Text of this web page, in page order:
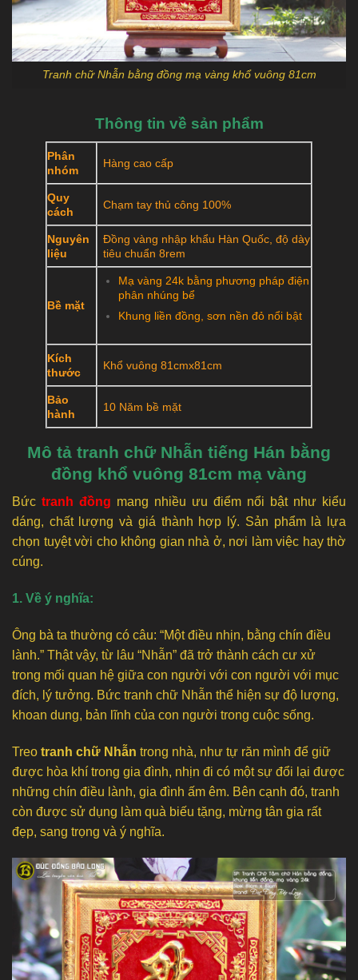
Tranh chữ Nhẫn bằng đồng mạ vàng khổ vuông 81cm
Thông tin về sản phẩm
Phân
nhóm
Hàng cao cấp
Quy
cách
Chạm tay thủ công 100%
Nguyên
liệu
Đồng vàng nhập khẩu Hàn Quốc, độ dày
tiêu chuẩn 8rem
Bề mặt
Mạ vàng 24k bằng phương pháp điện
phân nhúng bể
Khung liền đồng, sơn nền đỏ nổi bật
Kích
thước
Khổ vuông 81cmx81cm
Bảo
hành
10 Năm bề mặt
Mô tả tranh chữ Nhẫn tiếng Hán bằng
đồng khổ vuông 81cm mạ vàng
Bức tranh đồng mang nhiều ưu điểm nổi bật như kiểu
dáng, chất lượng và giá thành hợp lý. Sản phẩm là lựa
chọn tuyệt vời cho không gian nhà ở, nơi làm việc hay thờ
cúng.
1. Về ý nghĩa:
Ông bà ta thường có câu: “Một điều nhịn, bằng chín điều
lành.” Thật vậy, từ lâu “Nhẫn” đã trở thành cách cư xử
trong mối quan hệ giữa con người với con người với mục
đích, lý tưởng. Bức tranh chữ Nhẫn thể hiện sự độ lượng,
khoan dung, bản lĩnh của con người trong cuộc sống.
Treo tranh chữ Nhẫn trong nhà, như tự răn mình để giữ
được hòa khí trong gia đình, nhịn đi có một sự đổi lại được
những chín điều lành, gia đình ấm êm. Bên cạnh đó, tranh
còn được sử dụng làm quà biếu tặng, mừng tân gia rất
đẹp, sang trọng và ý nghĩa.